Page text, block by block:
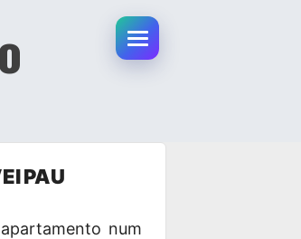
PAU
apartamento num
Abrir menu da conta